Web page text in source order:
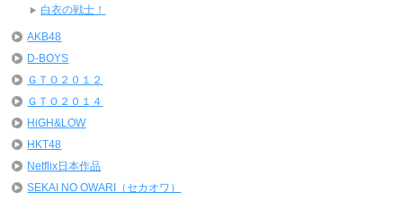
白衣の戦士！
AKB48
D-BOYS
ＧＴＯ２０１２
ＧＴＯ２０１４
HiGH&LOW
HKT48
Netflix日本作品
SEKAI NO OWARI（セカオワ）